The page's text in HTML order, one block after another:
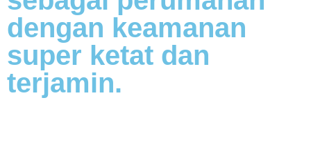
dengan keamanan
super ketat dan
terjamin.